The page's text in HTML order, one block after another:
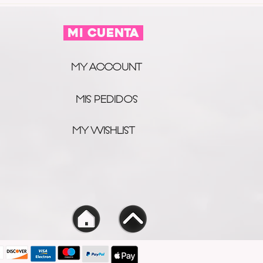
MI CUENTA
MY ACCOUNT
MIS PEDIDOS
MY WISHLIST